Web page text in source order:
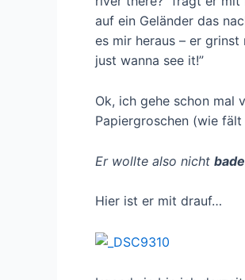
auf ein Geländer das
es mir heraus – er
just wanna see it!”
Ok, ich gehe schon mal
Papiergroschen (wie fält
Er wollte also nicht
Hier ist er mit drauf…